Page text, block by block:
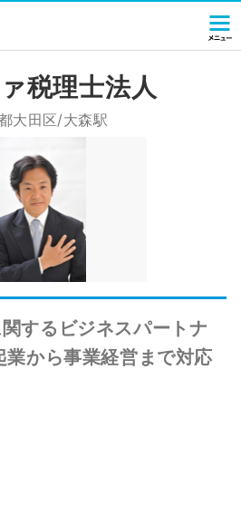
税理士法人
大田区/大森駅
関するビジネスパートナ
業から事業経営まで対応